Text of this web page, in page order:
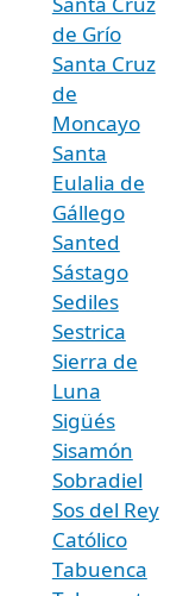
de Grío
Santa Cruz
de
Moncayo
Santa
Eulalia de
Gállego
Santed
Sástago
Sediles
Sestrica
Sierra de
Luna
Sigüés
Sisamón
Sobradiel
Sos del Rey
Católico
Tabuenca